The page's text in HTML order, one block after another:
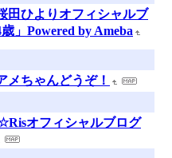
田ひよりオフィシャルブ
」Powered by Ameba
メちゃんどうぞ！
オフィシャルブログ